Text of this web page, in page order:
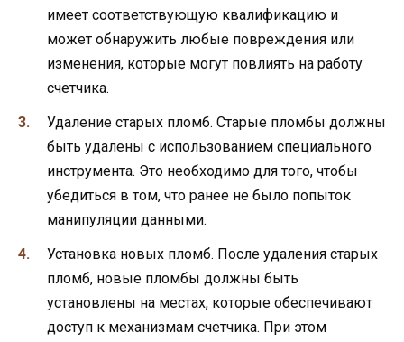
имеет соответствующую квалификацию и
может обнаружить любые повреждения или
изменения, которые могут повлиять на работу
счетчика.
Удаление старых пломб. Старые пломбы должны
быть удалены с использованием специального
инструмента. Это необходимо для того, чтобы
убедиться в том, что ранее не было попыток
манипуляции данными.
Установка новых пломб. После удаления старых
пломб, новые пломбы должны быть
установлены на местах, которые обеспечивают
доступ к механизмам счетчика. При этом